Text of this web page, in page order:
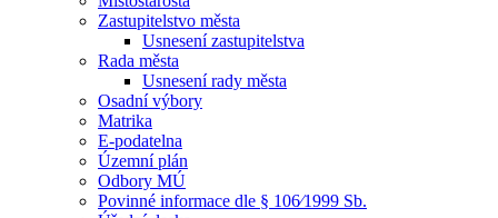
Zastupitelstvo města
Usnesení zastupitelstva
Rada města
Usnesení rady města
Osadní výbory
Matrika
E-podatelna
Územní plán
Odbory MÚ
Povinné informace dle § 106⁄1999 Sb.